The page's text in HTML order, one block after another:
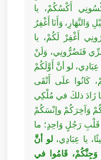
أَكْسُكُمْ، يا
وَالنَّهَارِ، وَأَنَا أَغْفِرُ
أَغْفِرْ لَكُمْ، يا
فَتَضُرُّونِي، وَلَنْ
عِبَادِي، لو أنَّ أَوَّلَكُمْ
كَانُوا علَى أَتْقَى
زَادَ ذلكَ في مُلْكِي
وَآخِرَكُمْ وإنْسَكُمْ
قَلْبِ رَجُلٍ وَاحِدٍ؛ ما
يا عِبَادِي،لو أنَّ
قَامُوا في